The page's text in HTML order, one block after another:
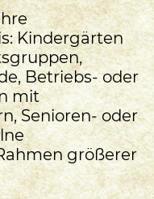
Kindergärten
Betriebs- oder
mit
Senioren- oder
größerer